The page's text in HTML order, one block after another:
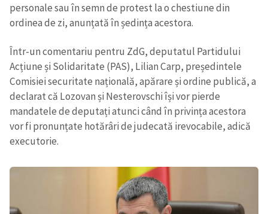
personale sau în semn de protest la o chestiune din
ordinea de zi, anunțată în ședința acestora.
Într-un comentariu pentru ZdG, deputatul Partidului
Acțiune și Solidaritate (PAS), Lilian Carp, președintele
Comisiei securitate națională, apărare și ordine publică, a
declarat că Lozovan și Nesterovschi își vor pierde
mandatele de deputați atunci când în privința acestora
vor fi pronunțate hotărâri de judecată irevocabile, adică
executorie.